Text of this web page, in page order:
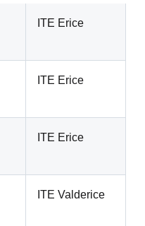
ITE Erice
ITE Erice
ITE Erice
ITE Valderice